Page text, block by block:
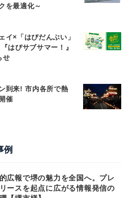
を最適化～
イ×「はぴだんぶい」
はぴサブサマー！』
せ
到来! 市内各所で熱
催
例
広報で堺の魅力を全国へ。プレ
ースを起点に広がる情報発信の